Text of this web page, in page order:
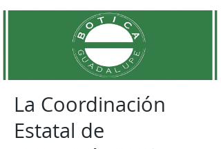
La Coordinación
Estatal de